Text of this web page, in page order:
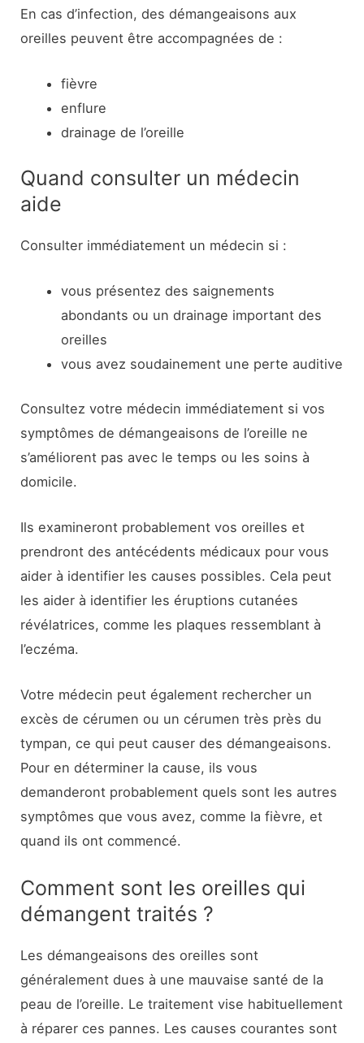
En cas d’infection, des démangeaisons aux
oreilles peuvent être accompagnées de :
fièvre
enflure
drainage de l’oreille
Quand consulter un médecin
aide
Consulter immédiatement un médecin si :
vous présentez des saignements
abondants ou un drainage important des
oreilles
vous avez soudainement une perte auditive
Consultez votre médecin immédiatement si vos
symptômes de démangeaisons de l’oreille ne
s’améliorent pas avec le temps ou les soins à
domicile.
Ils examineront probablement vos oreilles et
prendront des antécédents médicaux pour vous
aider à identifier les causes possibles. Cela peut
les aider à identifier les éruptions cutanées
révélatrices, comme les plaques ressemblant à
l’eczéma.
Votre médecin peut également rechercher un
excès de cérumen ou un cérumen très près du
tympan, ce qui peut causer des démangeaisons.
Pour en déterminer la cause, ils vous
demanderont probablement quels sont les autres
symptômes que vous avez, comme la fièvre, et
quand ils ont commencé.
Comment sont les oreilles qui
démangent traités ?
Les démangeaisons des oreilles sont
généralement dues à une mauvaise santé de la
peau de l’oreille. Le traitement vise habituellement
à réparer ces pannes. Les causes courantes sont